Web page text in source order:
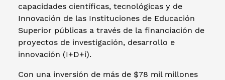
capacidades científicas, tecnológicas y de
Innovación de las Instituciones de Educación
Superior públicas a través de la financiación de
proyectos de investigación, desarrollo e
innovación (I+D+i).
Con una inversión de más de $78 mil millones